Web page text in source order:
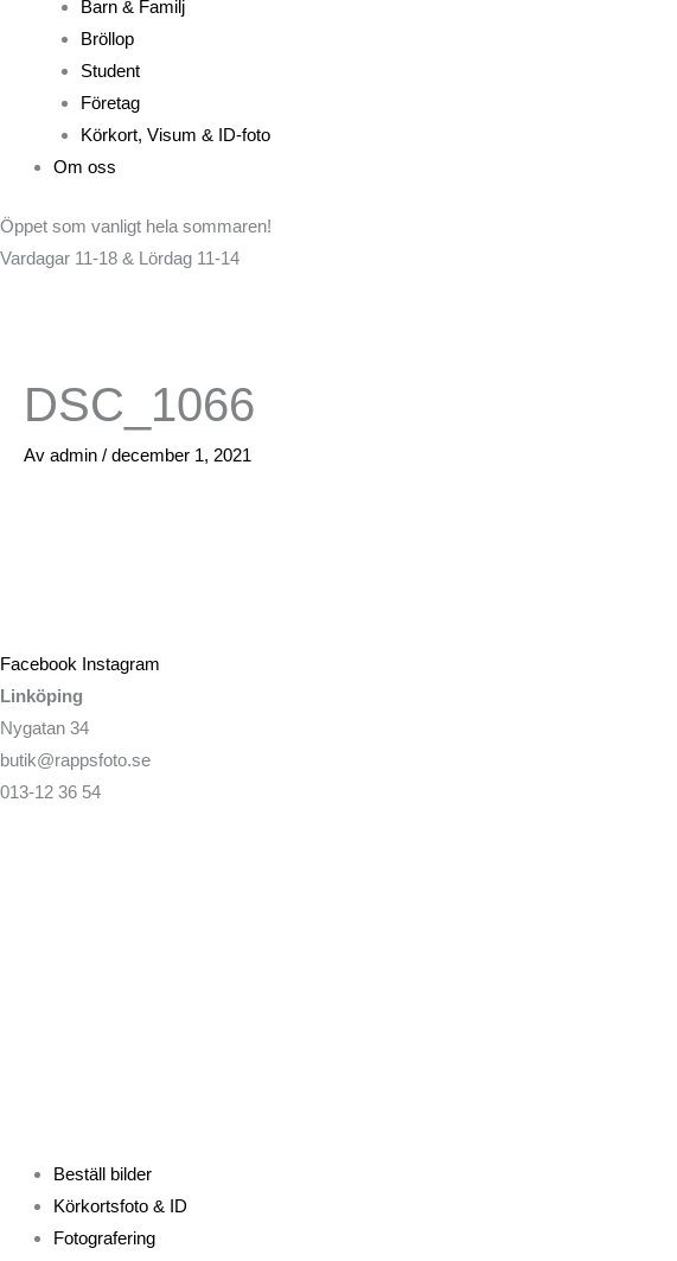
Barn & Familj
Bröllop
Student
Företag
Körkort, Visum & ID-foto
Om oss
Öppet som vanligt hela sommaren!
Vardagar 11-18 & Lördag 11-14
DSC_1066
Av admin / december 1, 2021
Facebook Instagram
Linköping
Nygatan 34
butik@rappsfoto.se
013-12 36 54
Beställ bilder
Körkortsfoto & ID
Fotografering